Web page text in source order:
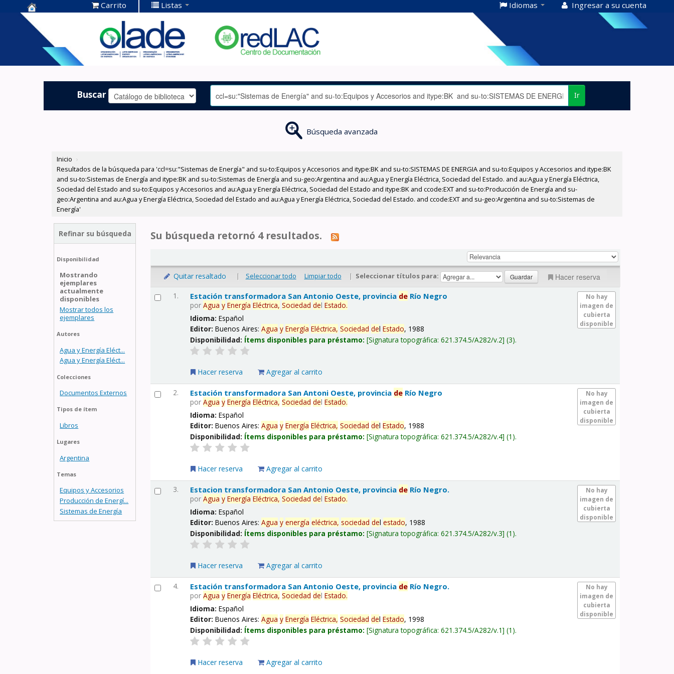
Centro de
Documentación
OLADE -
Carrito Listas Idiomas Ingresar a su cuenta
Buscar Ir
Búsqueda avanzada
Inicio ›
Resultados de la búsqueda para 'ccl=su:"Sistemas de Energía" and su-to:Equipos y Accesorios and itype:BK and su-to:SISTEMAS DE ENERGIA and su-to:Equipos y Accesorios and itype:BK
and su-to:Sistemas de Energía and itype:BK and su-to:Sistemas de Energía and su-geo:Argentina and au:Agua y Energía Eléctrica, Sociedad del Estado. and au:Agua y Energía Eléctrica,
Sociedad del Estado and su-to:Equipos y Accesorios and au:Agua y Energía Eléctrica, Sociedad del Estado and itype:BK and ccode:EXT and su-to:Producción de Energía and su-
geo:Argentina and au:Agua y Energía Eléctrica, Sociedad del Estado and au:Agua y Energía Eléctrica, Sociedad del Estado. and ccode:EXT and su-geo:Argentina and su-to:Sistemas de
Energía'
Refinar su búsqueda
Disponibilidad
Mostrando
ejemplares
actualmente
disponibles
Mostrar todos los
ejemplares
Autores
Agua y Energía Eléct...
Agua y Energía Eléct...
Colecciones
Documentos Externos
Tipos de ítem
Libros
Lugares
Argentina
Temas
Equipos y Accesorios
Producción de Energí...
Sistemas de Energía
Su búsqueda retornó 4 resultados.
Quitar resaltado | Seleccionar todo Limpiar todo | Seleccionar títulos para: Hacer reserva
1.
No hay
imagen de
cubierta
disponible
Estación transformadora San Antonio Oeste, provincia de Río Negro
porAgua y Energía Eléctrica, Sociedad delEstado.
Idioma:Español
Editor:Buenos Aires:Agua y Energía Eléctrica, Sociedad delEstado, 1988
Disponibilidad: Ítems disponibles para préstamo: Signatura topográfica:621.374.5/A282/v.2 (3).
Hacer reserva Agregar al carrito
2.
No hay
imagen de
cubierta
disponible
Estación transformadora San Antoni Oeste, provincia de Río Negro
porAgua y Energía Eléctrica, Sociedad delEstado.
Idioma:Español
Editor:Buenos Aires:Agua y Energía Eléctrica, Sociedad delEstado, 1988
Disponibilidad: Ítems disponibles para préstamo: Signatura topográfica:621.374.5/A282/v.4 (1).
Hacer reserva Agregar al carrito
3.
No hay
imagen de
cubierta
disponible
Estacion transformadora San Antonio Oeste, provincia de Río Negro.
porAgua y Energía Eléctrica, Sociedad delEstado.
Idioma:Español
Editor:Buenos Aires:Agua y energía eléctrica, sociedad delestado, 1988
Disponibilidad: Ítems disponibles para préstamo: Signatura topográfica:621.374.5/A282/v.3 (1).
Hacer reserva Agregar al carrito
4.
No hay
imagen de
cubierta
disponible
Estación transformadora San Antonio Oeste, provincia de Río Negro.
porAgua y Energía Eléctrica, Sociedad delEstado.
Idioma:Español
Editor:Buenos Aires:Agua y Energía Eléctrica, Sociedad delEstado, 1998
Disponibilidad: Ítems disponibles para préstamo: Signatura topográfica:621.374.5/A282/v.1 (1).
Hacer reserva Agregar al carrito